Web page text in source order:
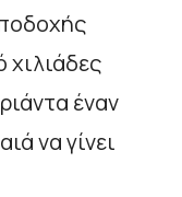
έναν
να γίνει